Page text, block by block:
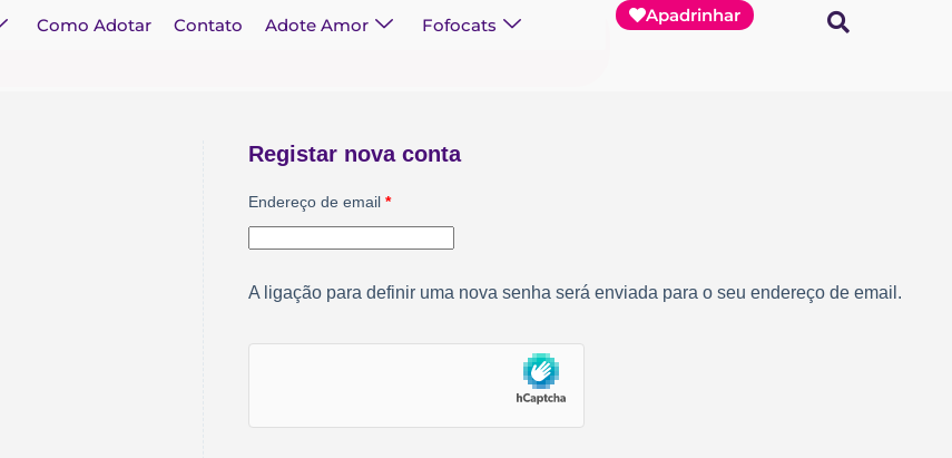
Como Adotar Contato Adote Amor Fofocats Apadrinhar
Registar nova conta
Endereço de email *
A ligação para definir uma nova senha será enviada para o seu endereço de email.